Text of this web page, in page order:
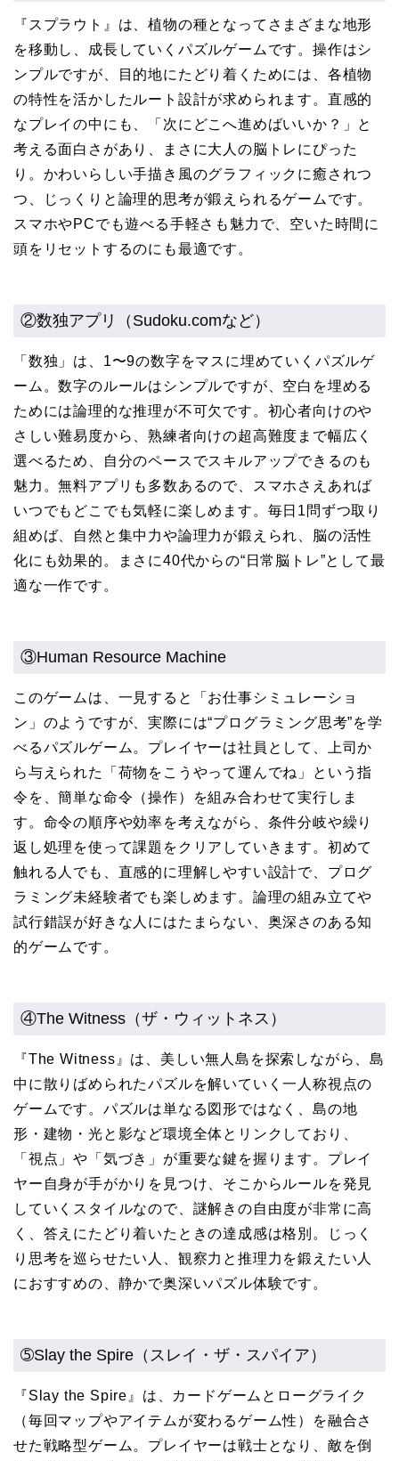
『スプラウト』は、植物の種となってさまざまな地形
を移動し、成長していくパズルゲームです。操作はシ
ンプルですが、目的地にたどり着くためには、各植物
の特性を活かしたルート設計が求められます。直感的
なプレイの中にも、「次にどこへ進めばいいか？」と
考える面白さがあり、まさに大人の脳トレにぴった
り。かわいらしい手描き風のグラフィックに癒されつ
つ、じっくりと論理的思考が鍛えられるゲームです。
スマホやPCでも遊べる手軽さも魅力で、空いた時間に
頭をリセットするのにも最適です。
②数独アプリ（Sudoku.comなど）
「数独」は、1〜9の数字をマスに埋めていくパズルゲ
ーム。数字のルールはシンプルですが、空白を埋める
ためには論理的な推理が不可欠です。初心者向けのや
さしい難易度から、熟練者向けの超高難度まで幅広く
選べるため、自分のペースでスキルアップできるのも
魅力。無料アプリも多数あるので、スマホさえあれば
いつでもどこでも気軽に楽しめます。毎日1問ずつ取り
組めば、自然と集中力や論理力が鍛えられ、脳の活性
化にも効果的。まさに40代からの“日常脳トレ”として最
適な一作です。
③Human Resource Machine
このゲームは、一見すると「お仕事シミュレーショ
ン」のようですが、実際には“プログラミング思考”を学
べるパズルゲーム。プレイヤーは社員として、上司か
ら与えられた「荷物をこうやって運んでね」という指
令を、簡単な命令（操作）を組み合わせて実行しま
す。命令の順序や効率を考えながら、条件分岐や繰り
返し処理を使って課題をクリアしていきます。初めて
触れる人でも、直感的に理解しやすい設計で、プログ
ラミング未経験者でも楽しめます。論理の組み立てや
試行錯誤が好きな人にはたまらない、奥深さのある知
的ゲームです。
④The Witness（ザ・ウィットネス）
『The Witness』は、美しい無人島を探索しながら、島
中に散りばめられたパズルを解いていく一人称視点の
ゲームです。パズルは単なる図形ではなく、島の地
形・建物・光と影など環境全体とリンクしており、
「視点」や「気づき」が重要な鍵を握ります。プレイ
ヤー自身が手がかりを見つけ、そこからルールを発見
していくスタイルなので、謎解きの自由度が非常に高
く、答えにたどり着いたときの達成感は格別。じっく
り思考を巡らせたい人、観察力と推理力を鍛えたい人
におすすめの、静かで奥深いパズル体験です。
➄Slay the Spire（スレイ・ザ・スパイア）
『Slay the Spire』は、カードゲームとローグライク
（毎回マップやアイテムが変わるゲーム性）を融合さ
せた戦略型ゲーム。プレイヤーは戦士となり、敵を倒